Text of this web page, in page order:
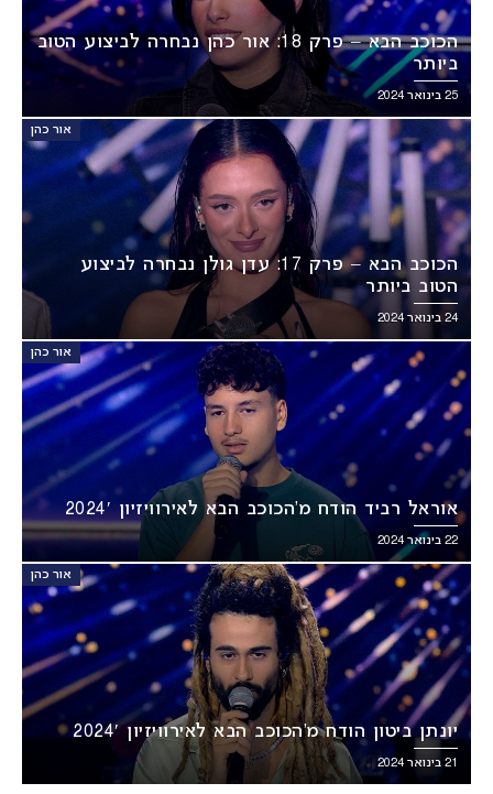
הכוכב הבא – פרק 18: אור כהן נבחרה לביצוע הטוב
ביותר
25 בינואר 2024
אור כהן
הכוכב הבא – פרק 17: עדן גולן נבחרה לביצוע
הטוב ביותר
24 בינואר 2024
אור כהן
אוראל רביד הודח מ’הכוכב הבא לאירוויזיון 2024′
22 בינואר 2024
אור כהן
יונתן ביטון הודח מ’הכוכב הבא לאירוויזיון 2024′
21 בינואר 2024